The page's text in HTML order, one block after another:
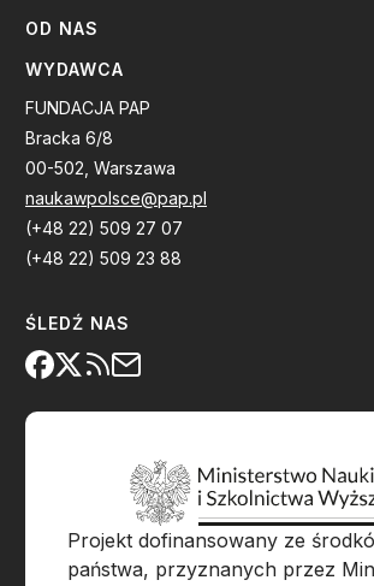
OD NAS
WYDAWCA
FUNDACJA PAP
Bracka 6/8
00-502, Warszawa
naukawpolsce@pap.pl
(+48 22) 509 27 07
(+48 22) 509 23 88
ŚLEDŹ NAS
Projekt dofinansowany ze
państwa, przyznanych przez